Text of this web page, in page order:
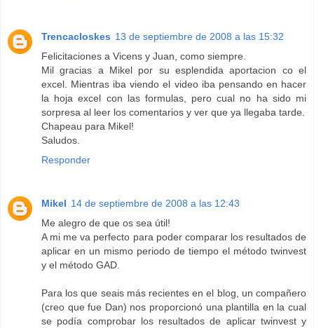
Trencacloskes 13 de septiembre de 2008 a las 15:32
Felicitaciones a Vicens y Juan, como siempre.
Mil gracias a Mikel por su esplendida aportacion co el
excel. Mientras iba viendo el video iba pensando en hacer
la hoja excel con las formulas, pero cual no ha sido mi
sorpresa al leer los comentarios y ver que ya llegaba tarde.
Chapeau para Mikel!
Saludos.
Responder
Mikel 14 de septiembre de 2008 a las 12:43
Me alegro de que os sea útil!
A mi me va perfecto para poder comparar los resultados de
aplicar en un mismo periodo de tiempo el método twinvest
y el método GAD.
Para los que seais más recientes en el blog, un compañero
(creo que fue Dan) nos proporcionó una plantilla en la cual
se podía comprobar los resultados de aplicar twinvest y